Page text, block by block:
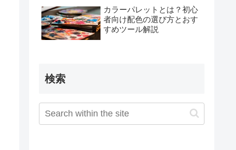
カラーパレットとは？初心
者向け配色の選び方とおす
すめツール解説
検索